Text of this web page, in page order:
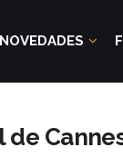
NOVEDADES
de